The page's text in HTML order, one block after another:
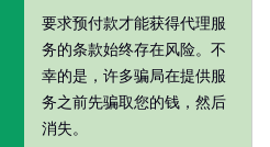
要求预付款才能获得代理服
务的条款始终存在风险。不
幸的是，许多骗局在提供服
务之前先骗取您的钱，然后
消失。